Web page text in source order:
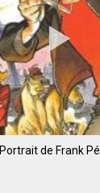
Portrait de Frank Pé